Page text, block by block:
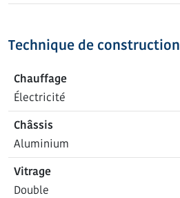
Technique de construction
Chauffage
Électricité
Châssis
Aluminium
Vitrage
Double